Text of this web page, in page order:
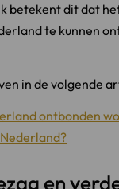
betekent dit dat
te kunnen
in de volgende
ontbonden
en